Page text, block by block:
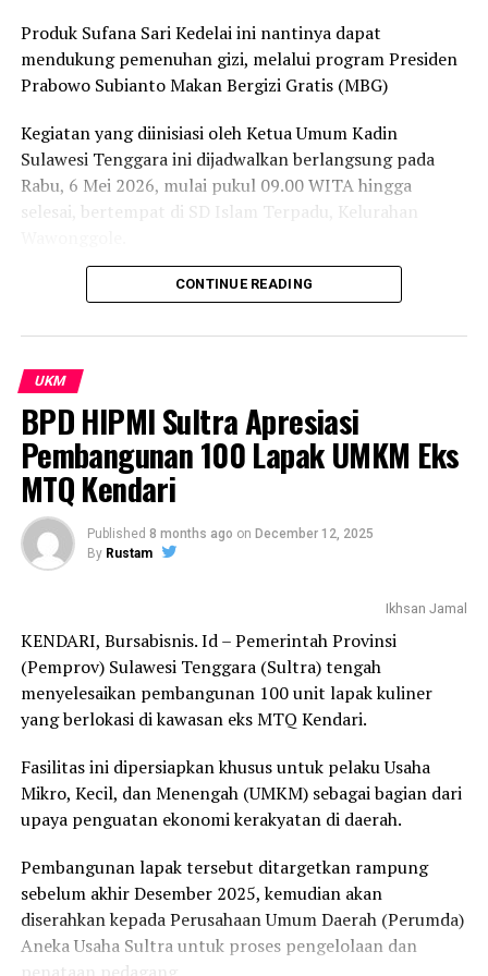
Maimo 2025 dan berbagai aktivitas di zona literasi.
Masyarakat diharapkan dapat menghadiri berbagai
rangkaian kegiatan untuk menyaksikan cipta budaya
pada produk lokal dan mendorong pertumbuhan
ekonomi yang tangguh dan inklusif.
Laporan : Kas
Editor : Tam
Post Views: 620
UP NEXT
Si Jago Merah Mengamuk, Sejumlah Kios di Baruga
Terbakar
DON'T MISS
Kementerian UMKM dan Kementerian Ekraf Sepakat
Perkuat Ekonomi Kreatif Berbasis UKM Melalui AKSI
2025
Produk Sufana Sari Kedelai ini nantinya dapat
mendukung pemenuhan gizi, melalui program Presiden
Prabowo Subianto Makan Bergizi Gratis (MBG)
Kegiatan yang diinisiasi oleh Ketua Umum Kadin
Sulawesi Tenggara ini dijadwalkan berlangsung pada
Rabu, 6 Mei 2026, mulai pukul 09.00 WITA hingga
selesai, bertempat di SD Islam Terpadu, Kelurahan
Direktur Eksekutif Kadin Sultra, Budi Amin,
mendapat dukungan penuh dari Ketua Umum Kadin
Sultra, Anton Timbang.
“Benar, kegiatan ini akan dilaksanakan Rabu pagi dan
didukung langsung oleh Ketua Umum Kadin Sultra,
Bapak Anton Timbang,” ujar Budi Amin.
Ia menjelaskan, Sufana Sari Kedelai merupakan
nabati yang diolah dari sari kedelai murni dan kaya akan
protein.
“Produk ini hadir sebagai solusi pengganti susu
berbahan hewani, dengan kandungan nutrisi yang tetap
Lebih lanjut, Budi menegaskan bahwa Kadin Sultra terus
mendorong kolaborasi antara pelaku usaha, pemerintah,
ekosistem usaha yang sehat dan berkelanjutan.
Selain peluncuran produk, kegiatan ini juga menjadi
sarana edukasi kepada masyarakat, khususnya pelajar,
mengenai pentingnya konsumsi makanan bergizi
CONTINUE READING
UKM
BPD HIPMI Sultra Apresiasi
Pembangunan 100 Lapak UMKM Eks
MTQ Kendari
Published 8 months ago on December 12, 2025
By Rustam
Ikhsan Jamal
KENDARI, Bursabisnis. Id – Pemerintah Provinsi
(Pemprov) Sulawesi Tenggara (Sultra) tengah
menyelesaikan pembangunan 100 unit lapak kuliner
yang berlokasi di kawasan eks MTQ Kendari.
Fasilitas ini dipersiapkan khusus untuk pelaku Usaha
Mikro, Kecil, dan Menengah (UMKM) sebagai bagian dari
upaya penguatan ekonomi kerakyatan di daerah.
Pembangunan lapak tersebut ditargetkan rampung
sebelum akhir Desember 2025, kemudian akan
diserahkan kepada Perusahaan Umum Daerah (Perumda)
Aneka Usaha Sultra untuk proses pengelolaan dan